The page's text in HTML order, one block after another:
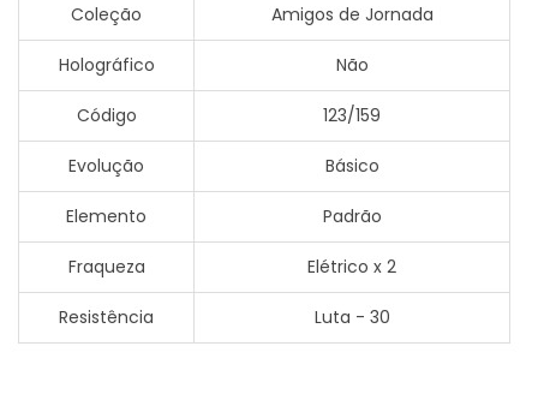
Coleção Amigos de Jornada
Holográfico Não
Código 123/159
Evolução Básico
Elemento Padrão
Fraqueza Elétrico x 2
Resistência Luta - 30